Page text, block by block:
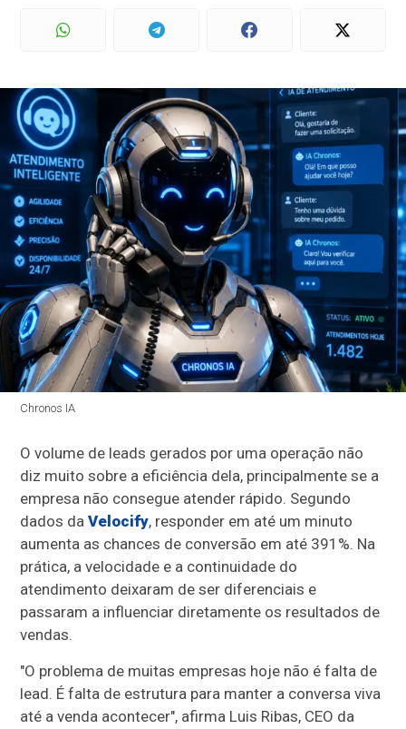
Chronos IA
O volume de leads gerados por uma operação não
diz muito sobre a eficiência dela, principalmente se a
empresa não consegue atender rápido. Segundo
dados daVelocify, responder em até um minuto
aumenta as chances de conversão em até 391%. Na
prática, a velocidade e a continuidade do
atendimento deixaram de ser diferenciais e
passaram a influenciar diretamente os resultados de
vendas.
"O problema de muitas empresas hoje não é falta de
lead. É falta de estrutura para manter a conversa viva
até a venda acontecer", afirma Luis Ribas, CEO da